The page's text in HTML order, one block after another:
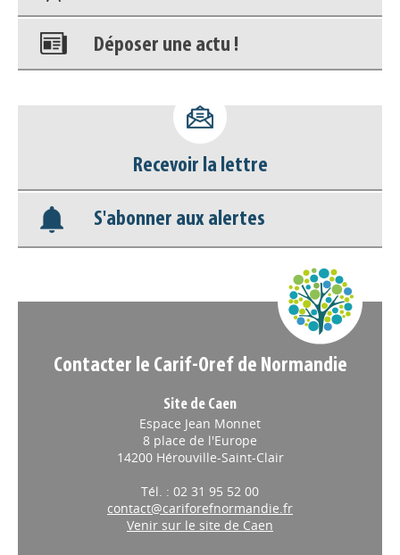
Déposer une actu !
déconnecter)
Base documentaire
Nos veilles Scoop.it
Recevoir la lettre
S'abonner aux alertes
Contacter le Carif-Oref de Normandie
Site de Caen
Espace Jean Monnet
8 place de l'Europe
14200 Hérouville-Saint-Clair
Tél. : 02 31 95 52 00
contact@cariforefnormandie.fr
Venir sur le site de Caen